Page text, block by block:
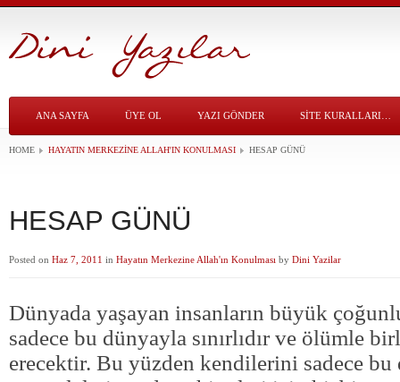
ANA SAYFA ÜYE OL YAZI GÖNDER SITE KURALLARI…
HOME HAYATIN MERKEZINE ALLAH'IN KONULMASI HESAP GÜNÜ
HESAP GÜNÜ
Posted on Haz 7, 2011 in Hayatın Merkezine Allah'ın Konulması by Dini Yazilar
Dünyada yaşayan insanların büyük
sadece bu dünyayla sınırlıdır ve ölümle
erecektir. Bu yüzden kendilerini sadece bu